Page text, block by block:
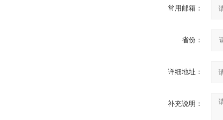
常用邮箱：
省份：
详细地址：
补充说明：